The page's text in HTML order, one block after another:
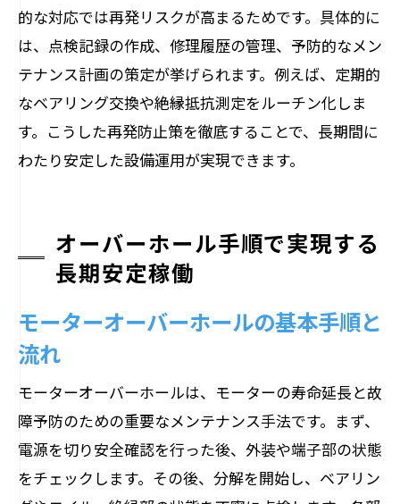
的な対応では再発リスクが高まるためです。具体的に
は、点検記録の作成、修理履歴の管理、予防的なメン
テナンス計画の策定が挙げられます。例えば、定期的
なベアリング交換や絶縁抵抗測定をルーチン化しま
す。こうした再発防止策を徹底することで、長期間に
わたり安定した設備運用が実現できます。
オーバーホール手順で実現する
長期安定稼働
モーターオーバーホールの基本手順と
流れ
モーターオーバーホールは、モーターの寿命延長と故
障予防のための重要なメンテナンス手法です。まず、
電源を切り安全確認を行った後、外装や端子部の状態
をチェックします。その後、分解を開始し、ベアリン